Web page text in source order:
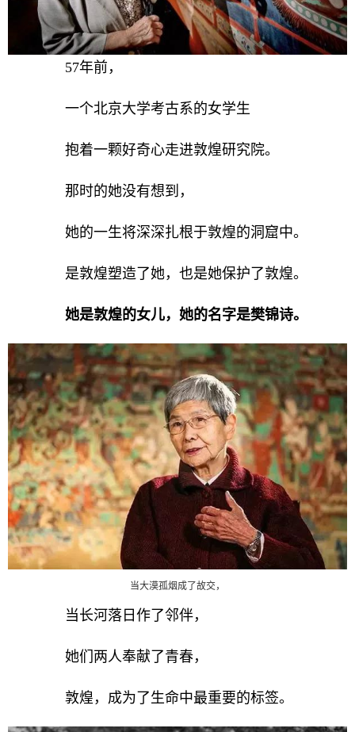
57年前，
一个北京大学考古系的女学生
抱着一颗好奇心走进敦煌研究院。
那时的她没有想到，
她的一生将深深扎根于敦煌的洞窟中。
是敦煌塑造了她，也是她保护了敦煌。
她是敦煌的女儿，她的名字是樊锦诗。
当大漠孤烟成了故交，
当长河落日作了邻伴，
她们两人奉献了青春，
敦煌，成为了生命中最重要的标签。